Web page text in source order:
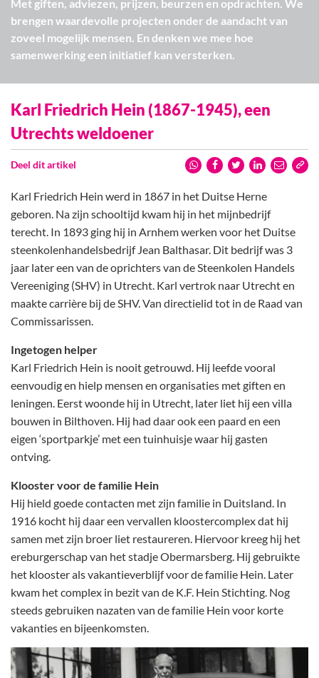
Met giften, adviezen, prijzen, beurzen en opdrachten. We
brengen waardevolle projecten onder de aandacht van
zoveel mogelijk mensen. En denken we mee hoe
samenwerking een initiatief kan versterken.
Karl Friedrich Hein (1867-1945), een
Utrechts weldoener
Deel dit artikel
Karl Friedrich Hein werd in 1867 in het Duitse Herne
geboren. Na zijn schooltijd kwam hij in het mijnbedrijf
terecht. In 1893 ging hij in Arnhem werken voor het Duitse
steenkolenhandelsbedrijf Jean Balthasar. Dit bedrijf was 3
jaar later een van de oprichters van de Steenkolen Handels
Vereeniging (SHV) in Utrecht. Karl vertrok naar Utrecht en
maakte carrière bij de SHV. Van directielid tot in de Raad van
Commissarissen.
Ingetogen helper
Karl Friedrich Hein is nooit getrouwd. Hij leefde vooral
eenvoudig en hielp mensen en organisaties met giften en
leningen. Eerst woonde hij in Utrecht, later liet hij een villa
bouwen in Bilthoven. Hij had daar ook een paard en een
eigen ‘sportparkje’ met een tuinhuisje waar hij gasten
ontving.
Klooster voor de familie Hein
Hij hield goede contacten met zijn familie in Duitsland. In
1916 kocht hij daar een vervallen kloostercomplex dat hij
samen met zijn broer liet restaureren. Hiervoor kreeg hij het
ereburgerschap van het stadje Obermarsberg. Hij gebruikte
het klooster als vakantieverblijf voor de familie Hein. Later
kwam het complex in bezit van de K.F. Hein Stichting. Nog
steeds gebruiken nazaten van de familie Hein voor korte
vakanties en bijeenkomsten.